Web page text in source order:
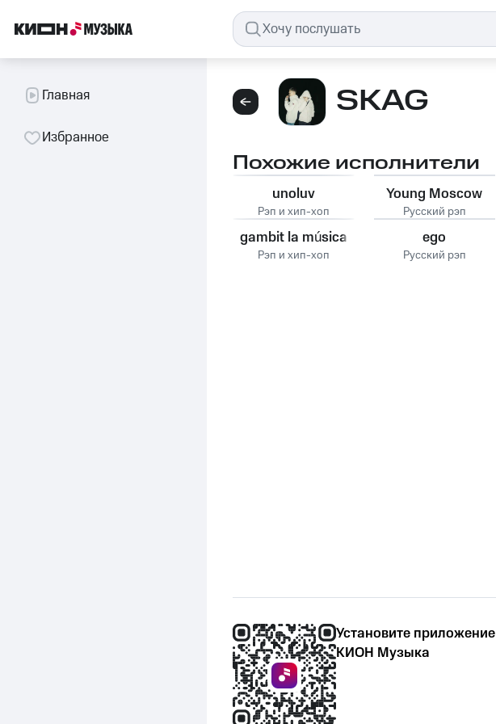
Главная
Избранное
SKAG
Похожие исполнители
unoluv
Рэп и хип-хоп
Young Moscow
Русский рэп
gambit la música
Рэп и хип-хоп
ego
Русский рэп
Установите приложение
КИОН Музыка